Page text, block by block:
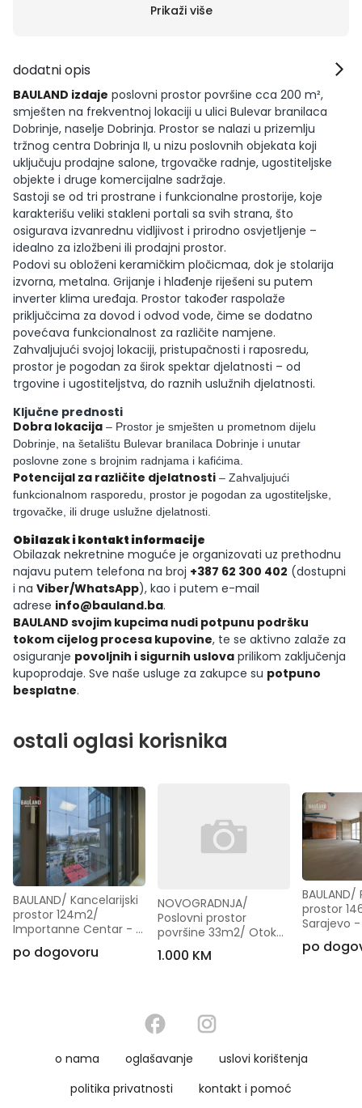
Prikaži više
dodatni opis
BAULAND izdaje poslovni prostor površine cca 200 m²,
smješten na frekventnoj lokaciji u ulici Bulevar branilaca
Dobrinje, naselje Dobrinja. Prostor se nalazi u prizemlju
tržnog centra Dobrinja II, u nizu poslovnih objekata koji
uključuju prodajne salone, trgovačke radnje, ugostiteljske
objekte i druge komercijalne sadržaje.
Sastoji se od tri prostrane i funkcionalne prostorije, koje
karakterišu veliki stakleni portali sa svih strana, što
osigurava izvanrednu vidljivost i prirodno osvjetljenje –
idealno za izložbeni ili prodajni prostor.
Podovi su obloženi keramičkim pločicmaa, dok je stolarija
izvorna, metalna. Grijanje i hlađenje riješeni su putem
inverter klima uređaja. Prostor također raspolaže
priključcima za dovod i odvod vode, čime se dodatno
povećava funkcionalnost za različite namjene.
Zahvaljujući svojoj lokaciji, pristupačnosti i raposredu,
prostor je pogodan za širok spektar djelatnosti – od
trgovine i ugostiteljstva, do raznih uslužnih djelatnosti.
Ključne prednosti
Dobra lokacija – Prostor je smješten u prometnom dijelu
Dobrinje, na šetalištu Bulevar branilaca Dobrinje i unutar
poslovne zone s brojnim radnjama i kafićima.
Potencijal za različite djelatnosti – Zahvaljujući
funkcionalnom rasporedu, prostor je pogodan za ugostiteljske,
trgovačke, ili druge uslužne djelatnosti.
Obilazak i kontakt informacije
Obilazak nekretnine moguće je organizovati uz prethodnu
najavu putem telefona na broj +387 62 300 402 (dostupni
i na Viber/WhatsApp), kao i putem e-mail
adrese info@bauland.ba.
BAULAND svojim kupcima nudi potpunu podršku
tokom cijelog procesa kupovine, te se aktivno zalaže za
osiguranje povoljnih i sigurnih uslova prilikom zaključenja
kupoprodaje. Sve naše usluge za zakupce su potpuno
besplatne.
ostali oglasi korisnika
BAULAND/ Kancelarijski
prostor 124m2/
Importanne Centar -
[Iznajmljivanje]
po dogovoru
NOVOGRADNJA/
Poslovni prostor
površine 33m2/ Otoka
- [Iznajmljivanje]
1.000 KM
prostor
Sarajevo -
po
o nama oglašavanje
uslovi korištenja
politika privatnosti
kontakt i pomoć